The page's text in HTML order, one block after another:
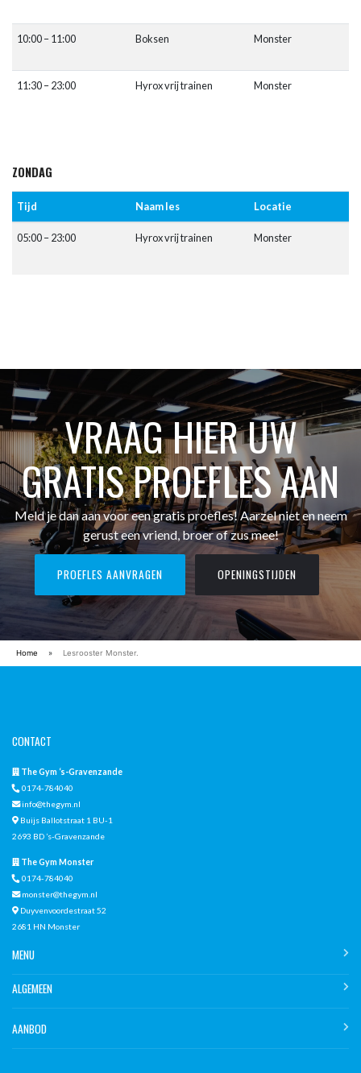
10:00 – 11:00 Boksen Monster
11:30 – 23:00 Hyrox vrij trainen Monster
ZONDAG
Tijd Naam les Locatie
05:00 – 23:00 Hyrox vrij trainen Monster
VRAAG HIER UW
GRATIS PROEFLES AAN
Meld je dan aan voor een gratis proefles! Aarzel niet en neem
gerust een vriend, broer of zus mee!
PROEFLES AANVRAGEN OPENINGSTIJDEN
Home » Lesrooster Monster.
CONTACT
The Gym ‘s-Gravenzande
0174-784040
info@thegym.nl
Buijs Ballotstraat 1 BU-1
2693 BD ’s-Gravenzande
The Gym Monster
0174-784040
monster@thegym.nl
Duyvenvoordestraat 52
2681 HN Monster
MENU
ALGEMEEN
AANBOD